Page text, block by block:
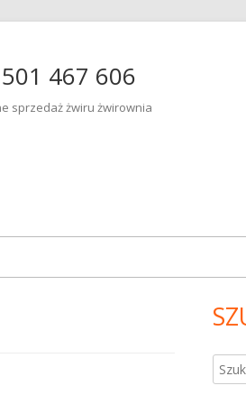
467 606
sprzedaż żwiru żwirownia